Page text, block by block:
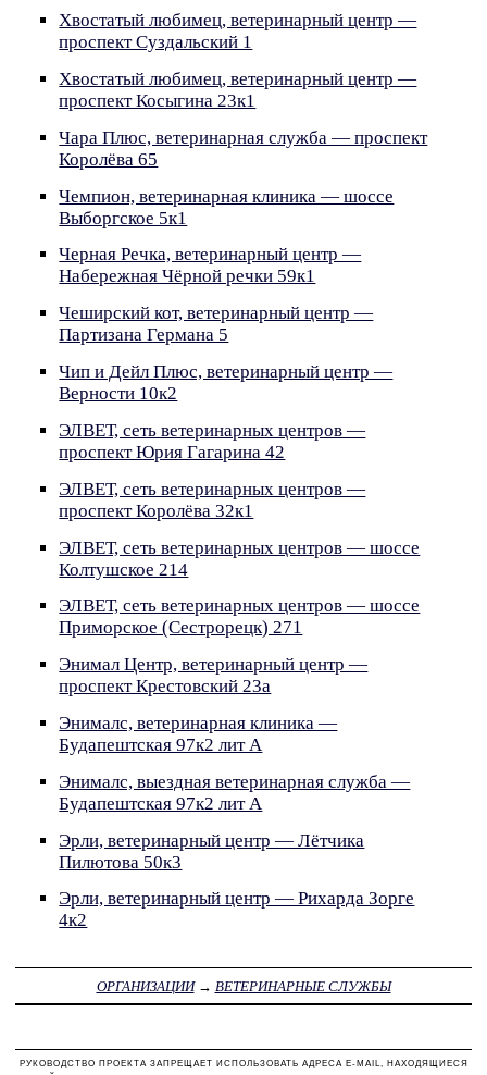
Хвостатый любимец, ветеринарный центр —
проспект Суздальский 1
Хвостатый любимец, ветеринарный центр —
проспект Косыгина 23к1
Чара Плюс, ветеринарная служба — проспект
Королёва 65
Чемпион, ветеринарная клиника — шоссе
Выборгское 5к1
Черная Речка, ветеринарный центр —
Набережная Чёрной речки 59к1
Чеширский кот, ветеринарный центр —
Партизана Германа 5
Чип и Дейл Плюс, ветеринарный центр —
Верности 10к2
ЭЛВЕТ, сеть ветеринарных центров —
проспект Юрия Гагарина 42
ЭЛВЕТ, сеть ветеринарных центров —
проспект Королёва 32к1
ЭЛВЕТ, сеть ветеринарных центров — шоссе
Колтушское 214
ЭЛВЕТ, сеть ветеринарных центров — шоссе
Приморское (Сестрорецк) 271
Энимал Центр, ветеринарный центр —
проспект Крестовский 23а
Энималс, ветеринарная клиника —
Будапештская 97к2 лит А
Энималс, выездная ветеринарная служба —
Будапештская 97к2 лит А
Эрли, ветеринарный центр — Лётчика
Пилютова 50к3
Эрли, ветеринарный центр — Рихарда Зорге
4к2
ОРГАНИЗАЦИИ→ ВЕТЕРИНАРНЫЕ СЛУЖБЫ
РУКОВОДСТВО ПРОЕКТА ЗАПРЕЩАЕТ ИСПОЛЬЗОВАТЬ АДРЕСА E-MAIL, НАХОДЯЩИЕСЯ